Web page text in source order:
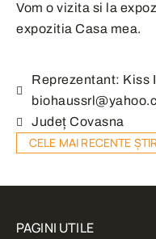
Vom o vizita si la
expozitia Casa mea.
Reprezentant: Kiss
Județ Covasna
CELE MAI RECENTE
PAGINI UTILE